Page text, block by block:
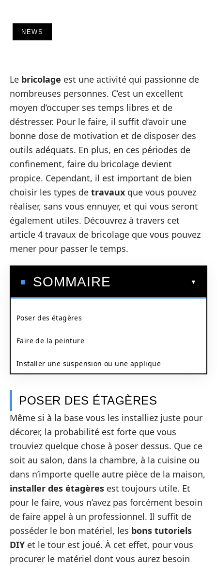
NEWS
Le bricolage est une activité qui passionne de
nombreuses personnes. C’est un excellent
moyen d’occuper ses temps libres et de
déstresser. Pour le faire, il suffit d’avoir une
bonne dose de motivation et de disposer des
outils adéquats. En plus, en ces périodes de
confinement, faire du bricolage devient
propice. Cependant, il est important de bien
choisir les types de travaux que vous pouvez
réaliser, sans vous ennuyer, et qui vous seront
également utiles. Découvrez à travers cet
article 4 travaux de bricolage que vous pouvez
mener pour passer le temps.
SOMMAIRE
Poser des étagères
Faire de la peinture
Installer une suspension ou une applique
POSER DES ÉTAGÈRES
Même si à la base vous les installiez juste pour
décorer, la probabilité est forte que vous
trouviez quelque chose à poser dessus. Que ce
soit au salon, dans la chambre, à la cuisine ou
dans n’importe quelle autre pièce de la maison,
installer des étagères est toujours utile. Et
pour le faire, vous n’avez pas forcément besoin
de faire appel à un professionnel. Il suffit de
posséder le bon matériel, les bons tutoriels
DIY et le tour est joué. À cet effet, pour vous
procurer le matériel dont vous aurez besoin